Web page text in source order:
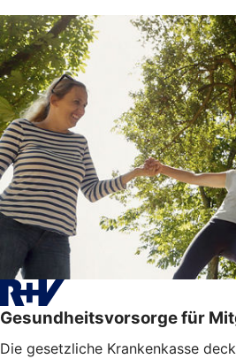
Gesundheitsvorsorge für
Die gesetzliche Krankenkasse